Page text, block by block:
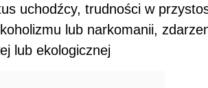
uchodźcy, trudności w
lub narkomanii,
lub ekologicznej